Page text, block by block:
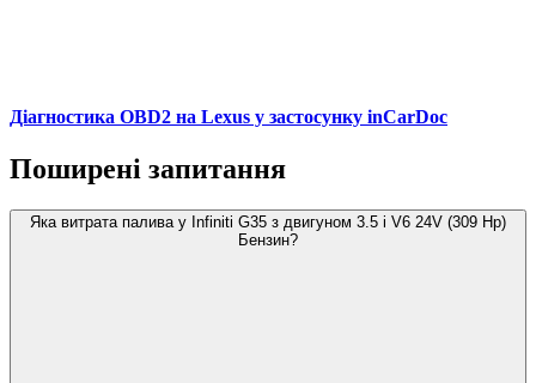
Діагностика OBD2 на Lexus у застосунку inCarDoc
Поширені запитання
Яка витрата палива у Infiniti G35 з двигуном 3.5 i V6 24V (309 Hp)
Бензин?